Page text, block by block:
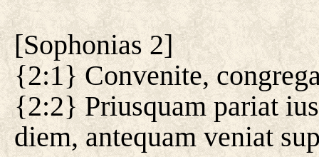
[Sophonias 2]
{2:1} Convenite,
{2:2} Priusquam pariat
diem, antequam veniat